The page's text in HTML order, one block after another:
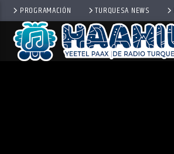
PROGRAMACIÓN TURQUESA NEWS